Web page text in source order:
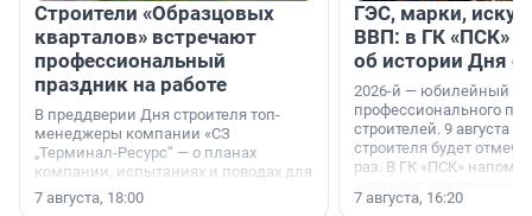
Строители «Образцовых
кварталов» встречают
профессиональный
праздник на работе
В преддверии Дня строителя топ-
менеджеры компании «СЗ
„Терминал-Ресурс“ — о планах
компании, испытаниях и поводах для
осторожного оптимизма.
7 августа, 18:00
ГЭС, марки,
ВВП: в ГК «ПСК»
об истории Дня
2026-й — юбилейный
профессионального
строителей. 9 августа
строителя будет
раз. В ГК «ПСК»
поменялась роль
7 августа, 16:20